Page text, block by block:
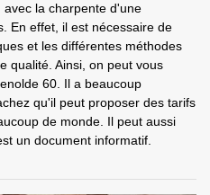
la charpente d'une
En effet, il est nécessaire de
et les différentes méthodes
qualité. Ainsi, on peut vous
60. Il a beaucoup
qu'il peut proposer des tarifs
de monde. Il peut aussi
un document informatif.